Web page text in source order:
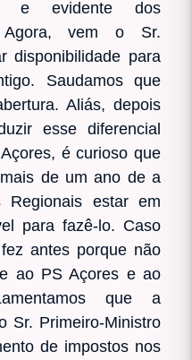
e evidente dos
Agora, vem o Sr.
disponibilidade para
Saudamos que
Aliás, depois
esse diferencial
é curioso que
de um ano de a
Regionais estar em
para fazê-lo. Caso
antes porque não
ao PS Açores e ao
que a
Sr. Primeiro-Ministro
de impostos nos